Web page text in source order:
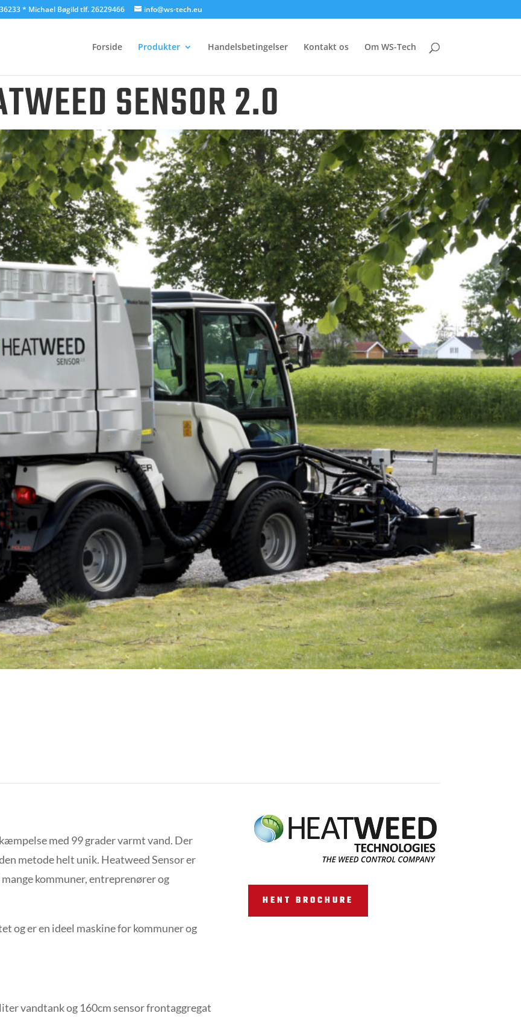
* Michael Bøgild tlf. 26229466 info@ws-tech.eu
Forside Produkter Handelsbetingelser Kontakt os Om WS-Tech
SENSOR 2.0
med 99 grader varmt vand. Der
metode helt unik. Heatweed Sensor er
kommuner, entreprenører og
og er en ideel maskine for kommuner og
vandtank og 160cm sensor frontaggregat
HENT BROCHURE